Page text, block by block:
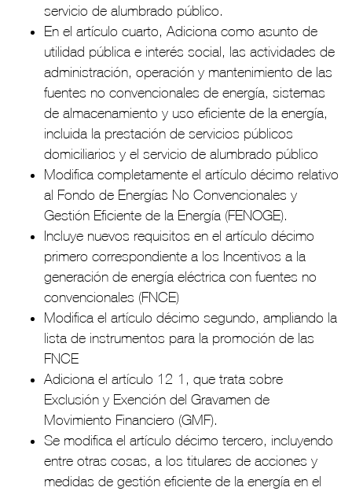
servicio de alumbrado público.
En el artículo cuarto, Adiciona como asunto de
utilidad pública e interés social, las actividades de
administración, operación y mantenimiento de las
fuentes no convencionales de energía, sistemas
de almacenamiento y uso eficiente de la energía,
incluida la prestación de servicios públicos
domiciliarios y el servicio de alumbrado público
Modifica completamente el artículo décimo relativo
al Fondo de Energías No Convencionales y
Gestión Eficiente de la Energía (FENOGE).
Incluye nuevos requisitos en el artículo décimo
primero correspondiente a los Incentivos a la
generación de energía eléctrica con fuentes no
convencionales (FNCE)
Modifica el artículo décimo segundo, ampliando la
lista de instrumentos para la promoción de las
FNCE
Adiciona el artículo 12-1, que trata sobre
Exclusión y Exención del Gravamen de
Movimiento Financiero (GMF).
Se modifica el artículo décimo tercero, incluyendo
entre otras cosas, a los titulares de acciones y
medidas de gestión eficiente de la energía en el